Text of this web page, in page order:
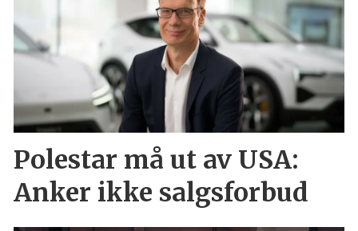
Polestar må ut av USA:
Anker ikke salgsforbud